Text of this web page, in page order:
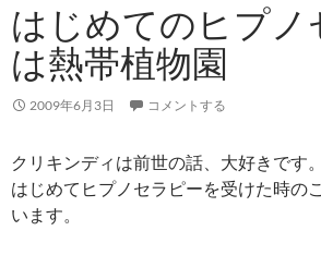
はじめてのヒプノ
は熱帯植物園
2009年6月3日 コメントする
クリキンディは前世の話、大好きです。
はじめてヒプノセラピーを受けた時の
います。